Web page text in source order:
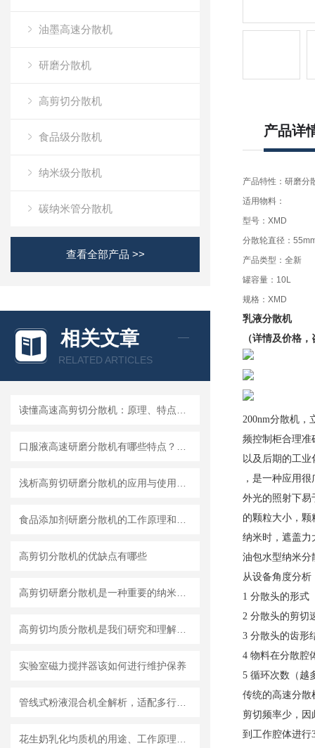
油墨高速分散机
研磨分散机
高剪切分散机
食品级分散机
纳米级分散机
碳纳米管分散机
查看全部产品 >>
相关文章
RELATED ARTICLES
高剪切分散机的优缺点有哪些
实验室磁力搅拌器该如何进行维护保养
产品详
产品特性：研磨分
适用物料：
型号：XMD
分散轮直径：
产品类型：全新
罐容量：10L
规格：XMD
乳液分散机
（详情及价格
200nm分散机，
频控制柜合理准
以及后期的工
，是一种应用
外光的照射下易
的颗粒大小，
纳米时，遮盖力
油包水型纳米分
从设备角度分析
1 分散头的形式
2 分散头的剪切
3 分散头的齿形
4 物料在分散腔
5 循环次数（越
传统的高速分散
剪切频率少，因
到工作腔体进行